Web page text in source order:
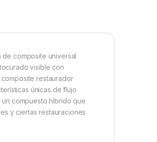
de composite universal
visible con
restaurador
únicas de flujo
un compuesto híbrido que
y ciertas restauraciones